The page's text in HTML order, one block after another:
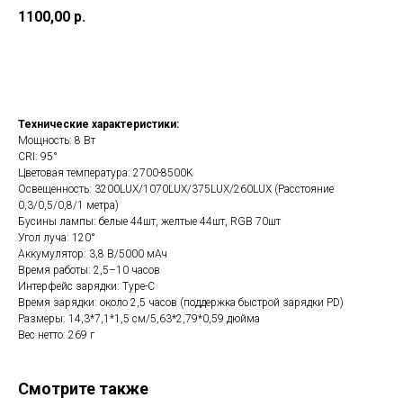
1100,00 р.
Технические характеристики:
Мощность: 8 Вт
CRI: 95°
Цветовая температура: 2700-8500K
Освещенность: 3200LUX/1070LUX/375LUX/260LUX (Расстояние
0,3/0,5/0,8/1 метра)
Бусины лампы: белые 44шт, желтые 44шт, RGB 70шт
Угол луча: 120°
Аккумулятор: 3,8 В/5000 мАч
Время работы: 2,5–10 часов
Интерфейс зарядки: Type-C
Время зарядки: около 2,5 часов (поддержка быстрой зарядки PD)
Размеры: 14,3*7,1*1,5 см/5,63*2,79*0,59 дюйма
Вес нетто: 269 г
Смотрите также